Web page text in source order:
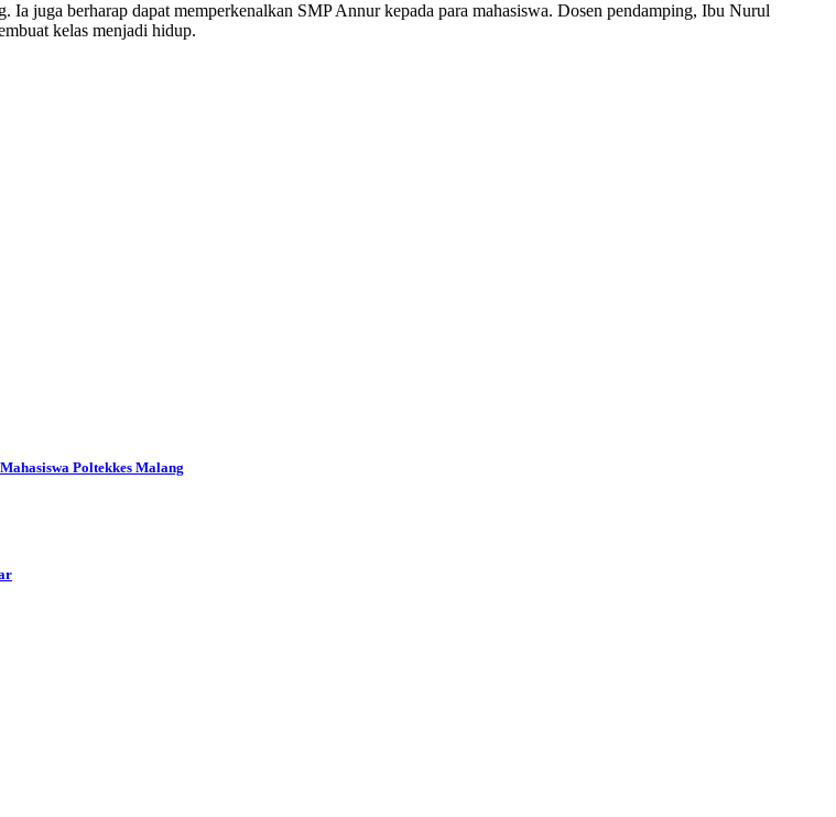
juga berharap dapat memperkenalkan SMP Annur kepada para mahasiswa. Dosen pendamping, Ibu Nurul
kelas menjadi hidup.
Poltekkes Malang